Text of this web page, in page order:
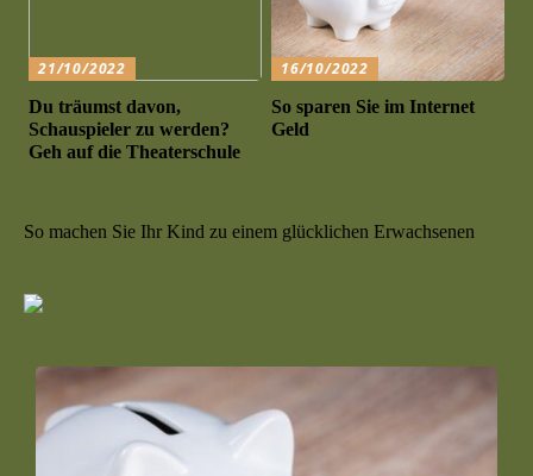
21/10/2022
Du träumst davon,
Schauspieler zu werden?
Geh auf die Theaterschule
16/10/2022
So sparen Sie im Internet
Geld
So machen Sie Ihr Kind zu einem glücklichen Erwachsenen